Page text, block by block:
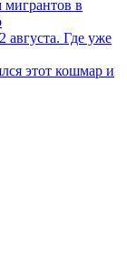
мигрантов в
августа. Где уже
этот кошмар и